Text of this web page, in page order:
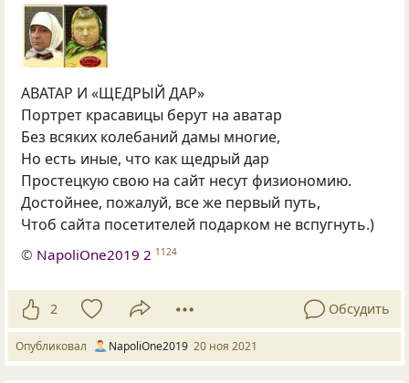
АВАТАР И «ЩЕДРЫЙ ДАР»
Портрет красавицы берут на аватар
Без всяких колебаний дамы многие,
Но есть иные, что как щедрый дар
Простецкую свою на сайт несут физиономию.
Достойнее, пожалуй, все же первый путь,
Чтоб сайта посетителей подарком не вспугнуть.)
© NapoliOne2019 2 1124
2 Обсудить
Опубликовал NapoliOne2019 20 ноя 2021